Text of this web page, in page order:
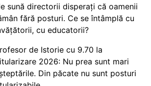
sună directorii disperați că oamenii
fără posturi. Ce se întâmplă cu
cu educatorii?
de Istorie cu 9.70 la
2026: Nu prea sunt mari
Din păcate nu sunt posturi